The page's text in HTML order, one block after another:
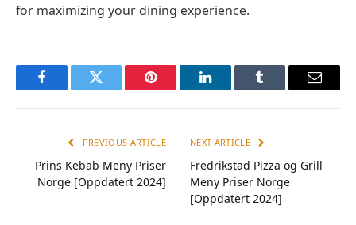
for maximizing your dining experience.
FacebookTwitter Pinterest LinkedInTumblr Email
PREVIOUS ARTICLE
Prins Kebab Meny Priser
Norge [Oppdatert 2024]
NEXT ARTICLE
Fredrikstad Pizza og Grill
Meny Priser Norge
[Oppdatert 2024]